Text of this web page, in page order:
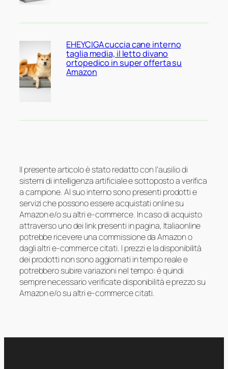
EHEYCIGA cuccia cane interno
taglia media, il letto divano
ortopedico in super offerta su
Amazon
Il presente articolo è stato redatto con l’ausilio di
sistemi di intelligenza artificiale e sottoposto a verifica
a campione. Al suo interno sono presenti prodotti e
servizi che possono essere acquistati online su
Amazon e/o su altri e-commerce. In caso di acquisto
attraverso uno dei link presenti in pagina, Italiaonline
potrebbe ricevere una commissione da Amazon o
dagli altri e-commerce citati. I prezzi e la disponibilità
dei prodotti non sono aggiornati in tempo reale e
potrebbero subire variazioni nel tempo: è quindi
sempre necessario verificate disponibilità e prezzo su
Amazon e/o su altri e-commerce citati.